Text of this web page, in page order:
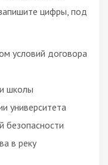
цифры, под
условий договора
школы
университета
безопасности
в реку